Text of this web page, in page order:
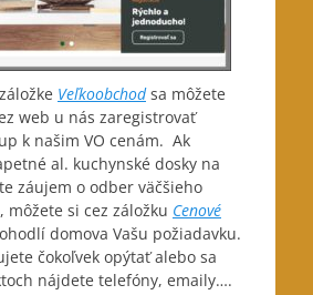
Veľkoobchodsa môžete
web u nás zaregistrovať
k našim VO cenám. Ak
al. kuchynské dosky na
záujem o odber väčšieho
môžete si cez záložku Cenové
domova Vašu požiadavku.
čokoľvek opýtať alebo sa
nájdete telefóny, emaily….